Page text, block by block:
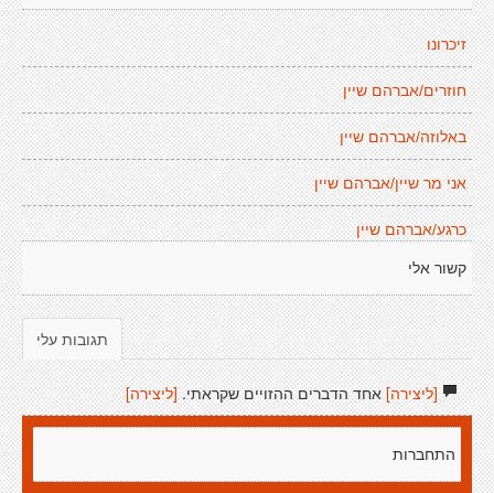
זיכרונו
חוזרים/אברהם שיין
באלוזה/אברהם שיין
אני מר שיין/אברהם שיין
כרגע/אברהם שיין
קשור אלי
תגובות עלי
[ליצירה]אחד הדברים ההזויים שקראתי. [ליצירה]
התחברות